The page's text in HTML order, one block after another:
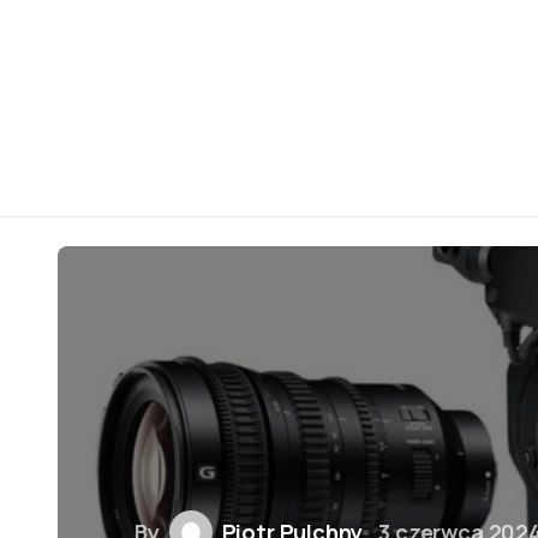
By Piotr Pulchny 3 czerwca